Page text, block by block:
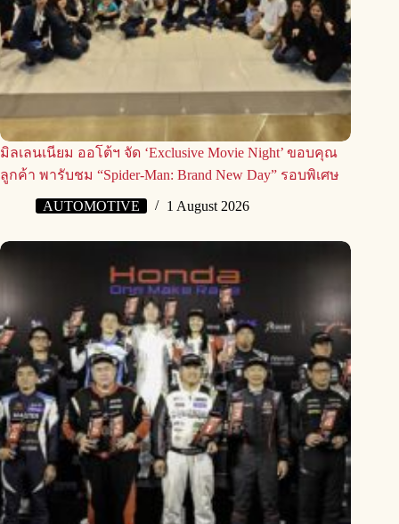
มิลเลนเนียม ออโต้ฯ จัด ‘Exclusive Movie Night’ ขอบคุณ
ลูกค้า พารับชม “Spider-Man: Brand New Day” รอบพิเศษ
AUTOMOTIVE 1 August 2026